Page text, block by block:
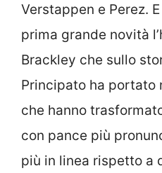
Verstappen e Perez.
prima grande novità
Brackley che sullo
Principato ha portato
che hanno
con pance più
più in linea rispetto a